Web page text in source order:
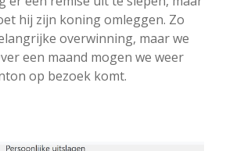
hij zijn koning omleggen. Zo
overwinning, maar we
een maand mogen we weer
op bezoek komt.